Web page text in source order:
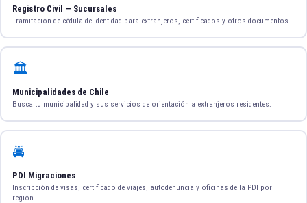
Registro Civil — Sucursales
Tramitación de cédula de identidad para extranjeros, certificados y otros documentos.
🏛️
Municipalidades de Chile
Busca tu municipalidad y sus servicios de orientación a extranjeros residentes.
🚔
PDI Migraciones
Inscripción de visas, certificado de viajes, autodenuncia y oficinas de la PDI por
región.